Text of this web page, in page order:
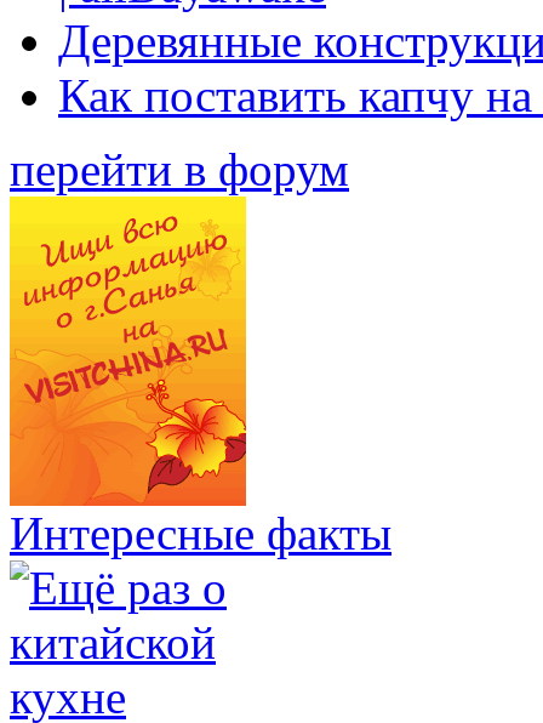
Деревянные
Как поставить капчу
перейти в форум
Интересные факты